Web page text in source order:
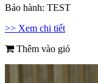
Bảo hành: TEST
>> Xem chi tiết
Thêm vào giỏ